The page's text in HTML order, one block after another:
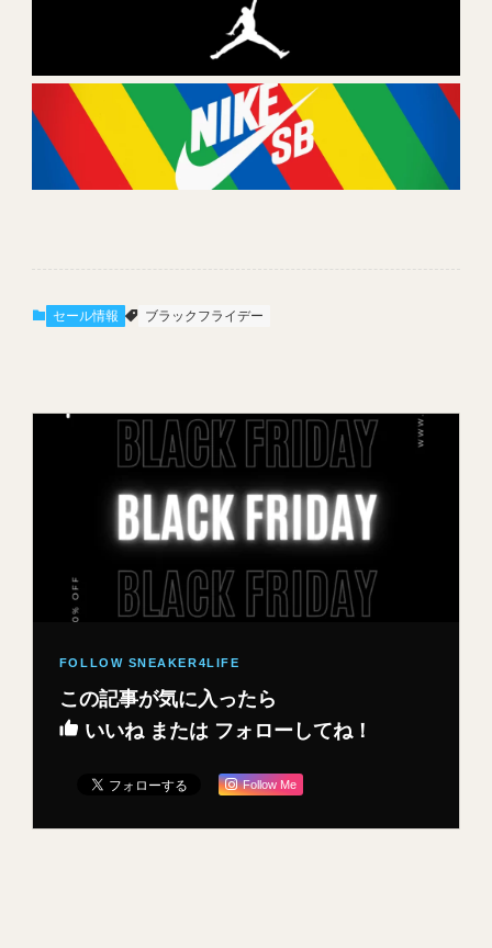
セール情報 ブラックフライデー
この記事が気に入ったら
いいね または フォローしてね！
Follow Me